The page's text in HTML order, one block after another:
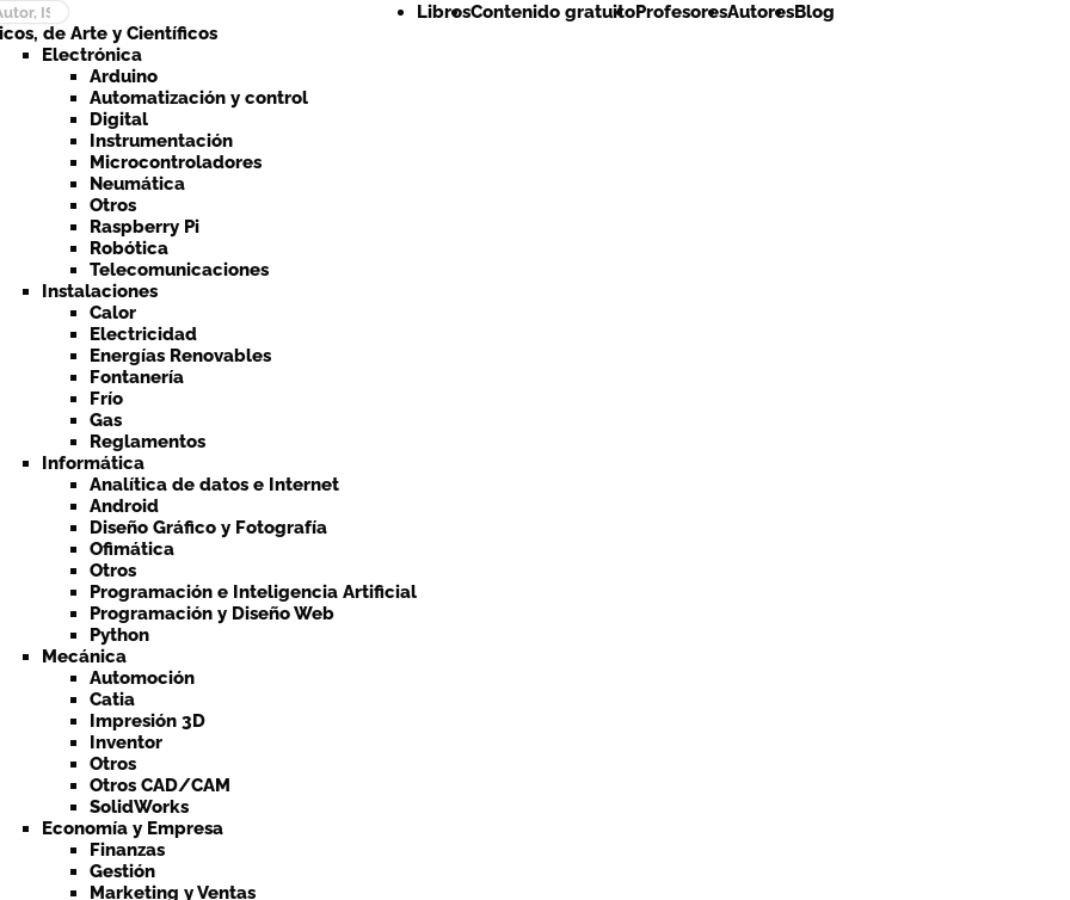
de Arte y Científicos
Electrónica
Arduino
Automatización y control
Digital
Instrumentación
Microcontroladores
Neumática
Otros
Raspberry Pi
Robótica
Telecomunicaciones
Instalaciones
Calor
Electricidad
Energías Renovables
Fontanería
Frío
Gas
Reglamentos
Informática
Analítica de datos e Internet
Android
Diseño Gráfico y Fotografía
Ofimática
Otros
Programación e Inteligencia Artificial
Programación y Diseño Web
Python
Mecánica
Automoción
Catia
Impresión 3D
Inventor
Otros
Otros CAD/CAM
SolidWorks
Economía y Empresa
Finanzas
Gestión
Marketing y Ventas
LibrosContenido gratuitoProfesoresAutoresBlog